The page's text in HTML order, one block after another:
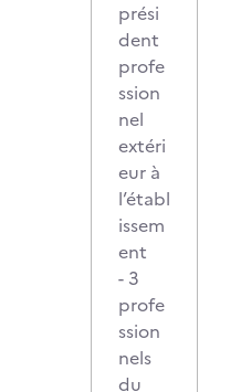
prési
dent
profe
ssion
nel
extéri
eur à
l’établ
issem
ent
- 3
profe
ssion
nels
du